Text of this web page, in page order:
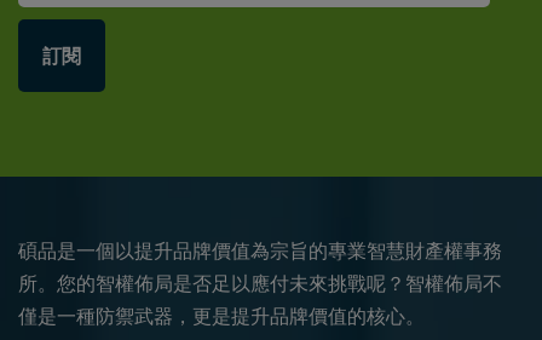
訂閱
碩品是一個以提升品牌價值為宗旨的專業智慧財產權事務
所。您的智權佈局是否足以應付未來挑戰呢？智權佈局不
僅是一種防禦武器，更是提升品牌價值的核心。